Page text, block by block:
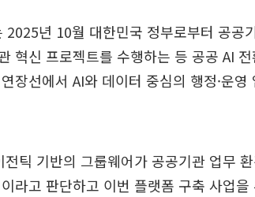
2025년 10월 대한민국 정부로부터 공공
혁신 프로젝트를 수행하는 등 공공 AI
장선에서 AI와 데이터 중심의 행정·운
틱 기반의 그룹웨어가 공공기관 업무
라고 판단하고 이번 플랫폼 구축 사업